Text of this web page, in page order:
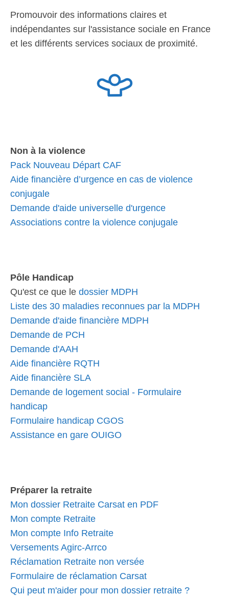
Promouvoir des informations claires et
indépendantes sur l'assistance sociale en France
et les différents services sociaux de proximité.
Non à la violence
Pack Nouveau Départ CAF
Aide financière d’urgence en cas de violence
conjugale
Demande d'aide universelle d'urgence
Associations contre la violence conjugale
Pôle Handicap
Qu'est ce que le dossier MDPH
Liste des 30 maladies reconnues par la MDPH
Demande d'aide financière MDPH
Demande de PCH
Demande d'AAH
Aide financière RQTH
Aide financière SLA
Demande de logement social - Formulaire
handicap
Formulaire handicap CGOS
Assistance en gare OUIGO
Préparer la retraite
Mon dossier Retraite Carsat en PDF
Mon compte Retraite
Mon compte Info Retraite
Versements Agirc-Arrco
Réclamation Retraite non versée
Formulaire de réclamation Carsat
Qui peut m'aider pour mon dossier retraite ?